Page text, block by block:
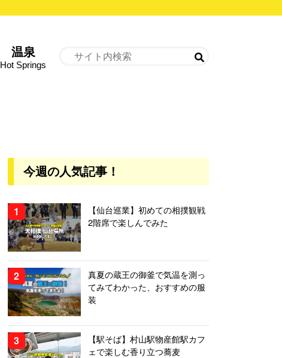
温泉
Hot Springs
今週の人気記事！
【仙台巡業】初めての相撲観戦
2階席で楽しんでみた
真夏の蔵王の御釜で気温を測っ
てみてわかった、おすすめの服
装
【駅そば】村山駅物産館駅カフ
ェで楽しむ香り立つ蕎麦